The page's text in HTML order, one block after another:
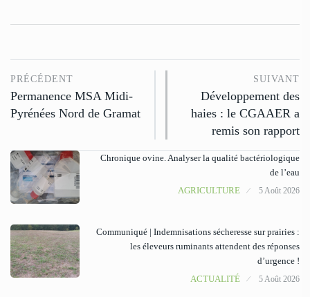
PRÉCÉDENT
Permanence MSA Midi-
Pyrénées Nord de Gramat
SUIVANT
Développement des
haies : le CGAAER a
remis son rapport
Chronique ovine. Analyser la qualité bactériologique
de l’eau
AGRICULTURE
5 Août 2026
Communiqué | Indemnisations sécheresse sur prairies :
les éleveurs ruminants attendent des réponses
d’urgence !
ACTUALITÉ
5 Août 2026